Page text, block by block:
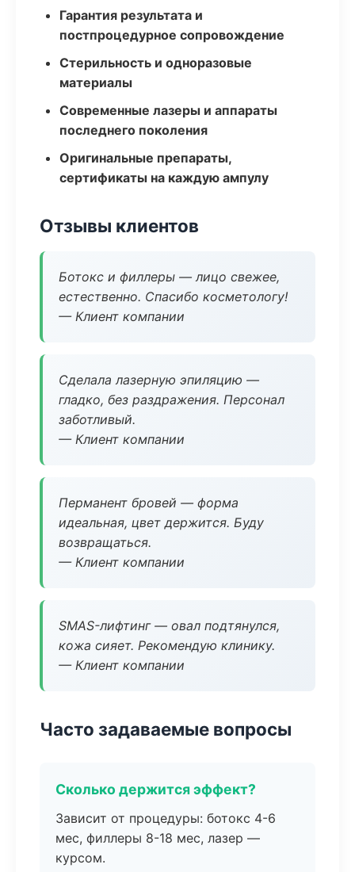
Гарантия результата и
постпроцедурное сопровождение
Стерильность и одноразовые
материалы
Современные лазеры и аппараты
последнего поколения
Оригинальные препараты,
сертификаты на каждую ампулу
Отзывы клиентов
Ботокс и филлеры — лицо свежее,
естественно. Спасибо косметологу!
— Клиент компании
Сделала лазерную эпиляцию —
гладко, без раздражения. Персонал
заботливый.
— Клиент компании
Перманент бровей — форма
идеальная, цвет держится. Буду
возвращаться.
— Клиент компании
SMAS-лифтинг — овал подтянулся,
кожа сияет. Рекомендую клинику.
— Клиент компании
Часто задаваемые вопросы
Сколько держится эффект?
Зависит от процедуры: ботокс 4-6
мес, филлеры 8-18 мес, лазер —
курсом.